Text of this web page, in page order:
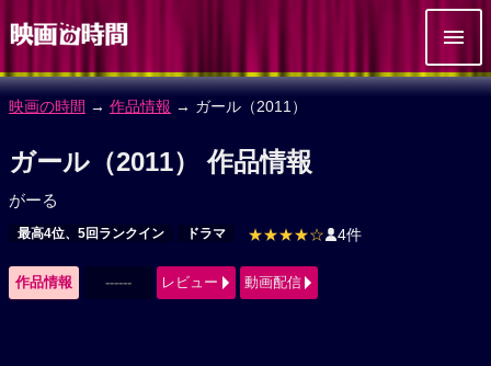
映画の時間 → 作品情報 → ガール（2011）
ガール（2011） 作品情報
がーる
最高4位、5回ランクイン ドラマ ★★★★☆ 4件
作品情報 ------ レビュー 動画配信